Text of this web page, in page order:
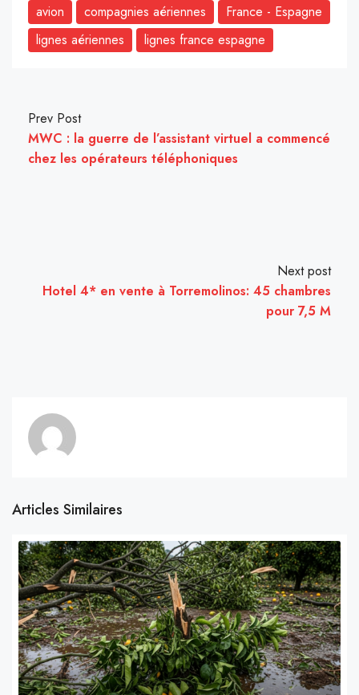
avion compagnies aériennes
France - Espagne
lignes aériennes
lignes france espagne
Prev Post
MWC : la guerre de l’assistant virtuel a commencé
chez les opérateurs téléphoniques
Next post
Hotel 4* en vente à Torremolinos: 45 chambres
pour 7,5 M
Articles Similaires